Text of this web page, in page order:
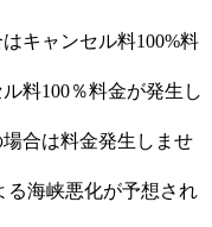
キャンセル料100%料
料100％料金が発生し
合は料金発生しませ
る海峡悪化が予想され